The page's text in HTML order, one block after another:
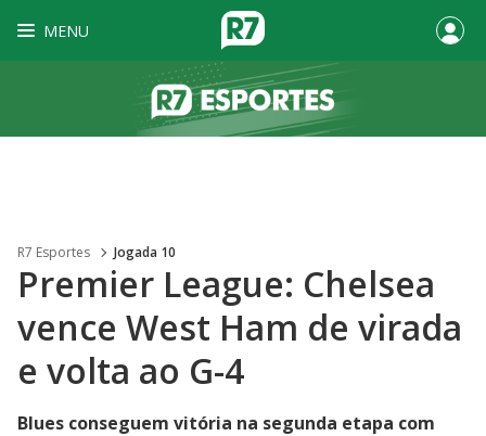
MENU
R7 Esportes Jogada 10
Premier League: Chelsea
vence West Ham de virada
e volta ao G-4
Blues conseguem vitória na segunda etapa com